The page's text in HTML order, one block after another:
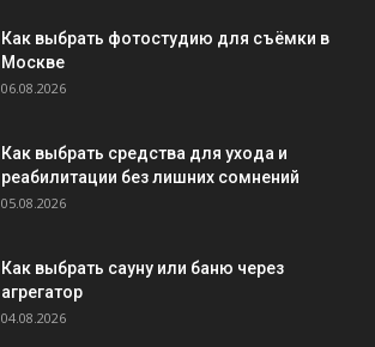
Как выбрать фотостудию для съёмки в
Москве
06.08.2026
Как выбрать средства для ухода и
реабилитации без лишних сомнений
05.08.2026
Как выбрать сауну или баню через
агрегатор
04.08.2026